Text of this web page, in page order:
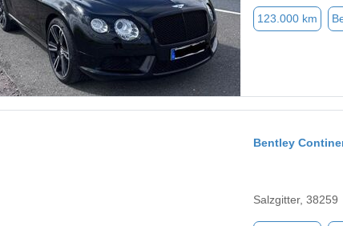
123.000 km
Bentley
Salzgitter, 38259